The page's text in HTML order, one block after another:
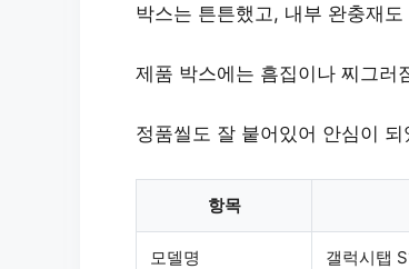
박스는 튼튼했고, 내부 완충재
제품 박스에는 흠집이나 찌그러
정품씰도 잘 붙어있어 안심이 되
항목
모델명 갤럭시탭